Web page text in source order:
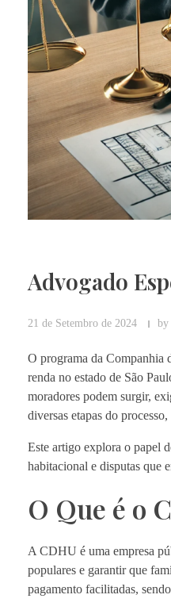
Advogado
21 de Setembro de 2024 by
O programa da Companhia
renda no estado de São
moradores podem surgir,
diversas etapas do
Este artigo explora o papel
habitacional e disputas que
O Que é o
A CDHU é uma empresa
populares e garantir que
pagamento facilitadas,